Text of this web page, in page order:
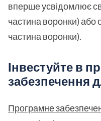
вперше усвідомлює
частина воронки) або
частина воронки).
Інвестуйте в
забезпечення
Програмне